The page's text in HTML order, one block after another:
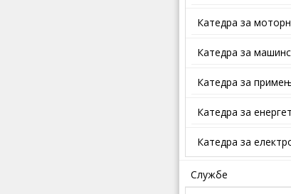
Катедра за
Катедра за
Катедра за
Катедра за
Катедра за
Службе